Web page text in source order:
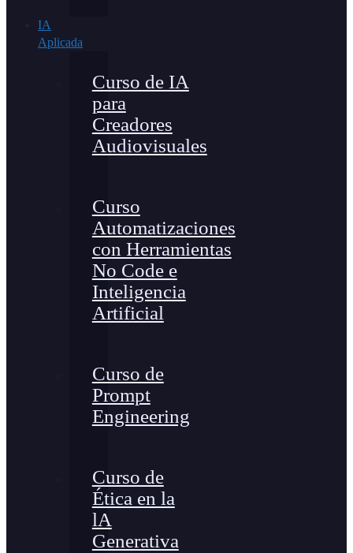
IA
Aplicada
Curso de IA
para
Creadores
Audiovisuales
Curso
Automatizaciones
con Herramientas
No Code e
Inteligencia
Artificial
Curso de
Prompt
Engineering
Curso de
Ética en la
lA
Generativa